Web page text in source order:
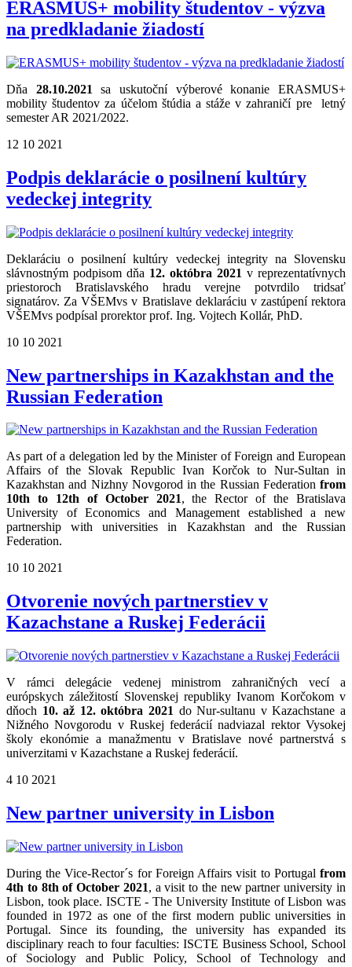
ERASMUS+ mobility študentov - výzva
na predkladanie žiadostí
Dňa 28.10.2021 sa uskutoční výberové konanie ERASMUS+
mobility študentov za účelom štúdia a stáže v zahraničí pre letný
semester AR 2021/2022.
12 10 2021
Podpis deklarácie o posilnení kultúry
vedeckej integrity
Deklaráciu o posilnení kultúry vedeckej integrity na Slovensku
slávnostným podpisom dňa 12. októbra 2021 v reprezentatívnych
priestoroch Bratislavského hradu
verejne potvrdilo tridsať
signatárov. Za VŠEMvs v Bratislave deklaráciu v zastúpení rektora
VŠEMvs podpísal prorektor prof. Ing. Vojtech Kollár, PhD.
10 10 2021
New partnerships in Kazakhstan and the
Russian Federation
As part of a delegation led by the Minister of Foreign and European
Affairs of the Slovak Republic Ivan Korčok to Nur-Sultan in
Kazakhstan and Nizhny Novgorod in the Russian Federation from
10th to 12th of October 2021, the Rector of the Bratislava
University of Economics and Management established a new
partnership with universities in Kazakhstan and the Russian
Federation.
10 10 2021
Otvorenie nových partnerstiev v
Kazachstane a Ruskej Federácii
V rámci delegácie vedenej ministrom zahraničných vecí a
európskych záležitostí Slovenskej republiky Ivanom Korčokom v
dňoch 10. až 12. októbra 2021 do Nur-sultanu v Kazachstane a
Nižného Novgorodu v Ruskej federácií nadviazal rektor Vysokej
školy ekonómie a manažmentu v Bratislave nové partnerstvá s
univerzitami v Kazachstane a Ruskej federácií.
4 10 2021
New partner university in Lisbon
During the Vice-Rector´s for Foreign Affairs visit to Portugal from
4th to 8th of October 2021, a visit to the new partner university in
Lisbon, took place. ISCTE - The University Institute of Lisbon was
founded in 1972 as one of the first modern public universities in
Portugal. Since its founding, the university has expanded its
disciplinary reach to four faculties: ISCTE Business School, School
of Sociology and Public Policy, School of Technology and